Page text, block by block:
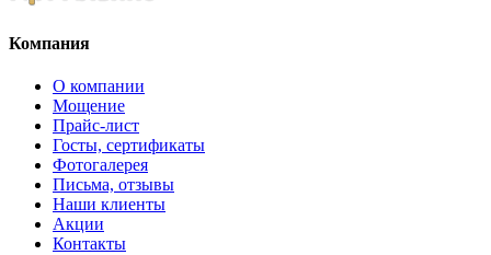
Компания
О компании
Мощение
Прайс-лист
Госты, сертификаты
Фотогалерея
Письма, отзывы
Наши клиенты
Акции
Контакты